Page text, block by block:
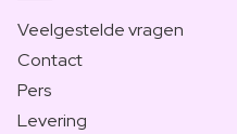
Veelgestelde vragen
Contact
Pers
Levering